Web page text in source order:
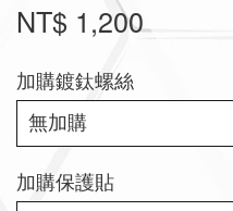
NT$ 1,200
加購鍍鈦螺絲
加購保護貼